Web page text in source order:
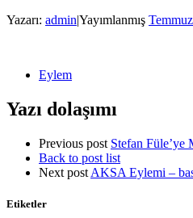
Yazarı: admin|Yayımlanmış
Eylem
Yazı dolaşımı
Previous post Stefan Füle’ye
Back to post list
Next post AKSA Eylemi –
Etiketler